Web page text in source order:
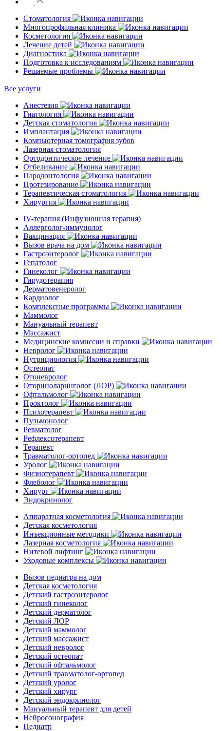
Стоматология
Многопрофильная клиника
Косметология
Лечение детей
Диагностика
Подготовка к исследованиям
Решаемые проблемы
Все услуги
Анестезия
Гнатология
Детская стоматология
Имплантация
Компьютерная томография зубов
Лазерная стоматология
Ортодонтическое лечение
Отбеливание
Пародонтология
Протезирование
Терапевтическая стоматология
Хирургия
IV-терапия (Инфузионная терапия)
Аллерголог-иммунолог
Вакцинация
Вызов врача на дом
Гастроэнтеролог
Гепатолог
Гинеколог
Гирудотерапия
Дерматовенеролог
Кардиолог
Комплексные программы
Маммолог
Мануальный терапевт
Массажист
Медицинские комиссии и справки
Невролог
Нутрициология
Остеопат
Отоневролог
Оториноларинголог (ЛОР)
Офтальмолог
Проктолог
Психотерапевт
Пульмонолог
Ревматолог
Рефлексотерапевт
Терапевт
Травматолог-ортопед
Уролог
Физиотерапевт
Флеболог
Хирург
Эндокринолог
Аппаратная косметология
Детская косметология
Инъекционные методики
Лазерная косметология
Нитевой лифтинг
Уходовые комплексы
Вызов педиатра на дом
Детская косметология
Детский гастроэнтеролог
Детский гинеколог
Детский дерматолог
Детский ЛОР
Детский маммолог
Детский массажист
Детский невролог
Детский остеопат
Детский офтальмолог
Детский травматолог-ортопед
Детский уролог
Детский хирург
Детский эндокринолог
Мануальный терапевт для детей
Нейросонография
Педиатр